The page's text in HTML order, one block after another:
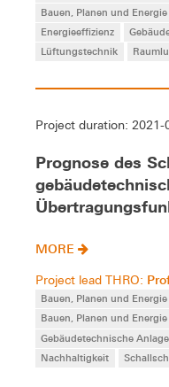
Bauen, Planen und Energie
Energieeffizienz
Lüftungstechnik
Project duration: 2021-
Prognose des
MORE
Project lead THRO:
Bauen, Planen und Energie
Bauen, Planen und Energie
Gebäudetechnische
Nachhaltigkeit